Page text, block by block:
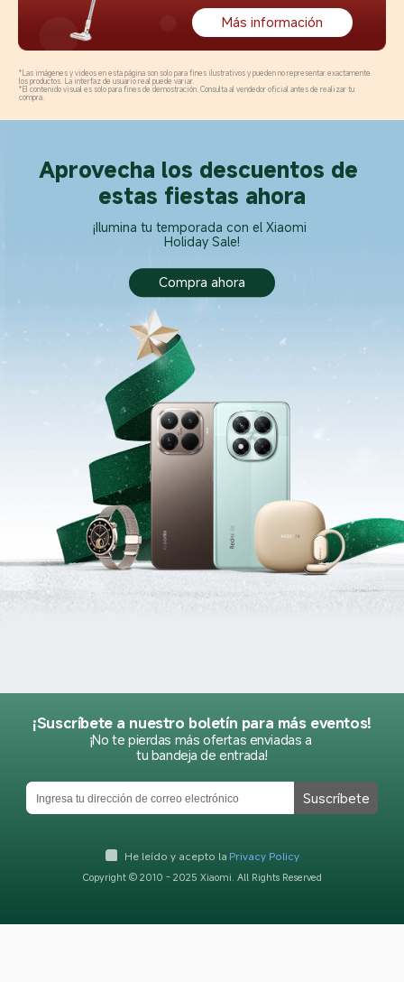
Más información
*Las imágenes y videos en esta página son solo para fines ilustrativos y pueden no representar exactamente
los productos. La interfaz de usuario real puede variar.
*El contenido visual es solo para fines de demostración. Consulta al vendedor oficial antes de realizar tu
compra.
Aprovecha los descuentos de
estas fiestas ahora
¡Ilumina tu temporada con el Xiaomi
Holiday Sale!
Compra ahora
¡Suscríbete a nuestro boletín para más eventos!
¡No te pierdas más ofertas enviadas a
tu bandeja de entrada!
Suscríbete
He leído y acepto la Privacy Policy
Copyright © 2010 - 2025 Xiaomi. All Rights Reserved